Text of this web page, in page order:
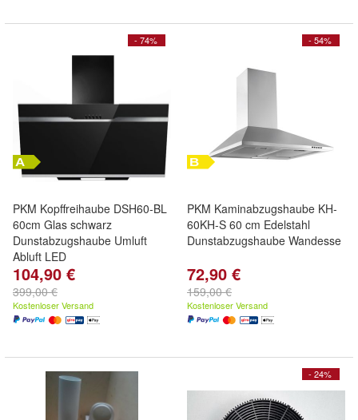
- 74%
PKM Kopffreihaube DSH60-BL
60cm Glas schwarz
Dunstabzugshaube Umluft
Abluft LED
104,90 €
399,00 €
Kostenloser Versand
- 54%
PKM Kaminabzugshaube KH-
60KH-S 60 cm Edelstahl
Dunstabzugshaube Wandesse
72,90 €
159,00 €
Kostenloser Versand
- 24%